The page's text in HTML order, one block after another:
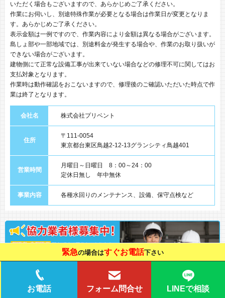
いただく場合もございますので、あらかじめご了承ください。
作業にお伺いし、別途特殊作業が必要となる場合は作業日が変更となりま
す。あらかじめご了承ください。
表示金額は一例ですので、作業内容により金額は異なる場合がございます。
島しょ部や一部地域では、別途料金が発生する場合や、作業のお取り扱いが
できない場合がございます。
建物側にて正常な設備工事が出来ていない場合などの修理不可に関してはお
支払対象となります。
作業時は動作確認をおこないますので、修理後のご確認いただいた時点で作
業は終了となります。
会社名 株式会社プリベント
住所
〒111-0054
東京都台東区鳥越2-12-13グランシティ鳥越401
営業時間
月曜日～日曜日 8：00～24：00
定休日無し 年中無休
事業内容 各種水回りのメンテナンス、設備、保守点検など
緊急の場合はすぐお電話下さい
お電話 フォーム問合せ LINEで相談